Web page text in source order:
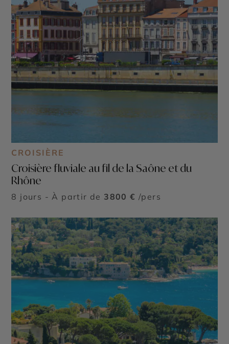
CROISIÈRE
Croisière fluviale au fil de la Saône et du
Rhône
8 jours - À partir de 3800 € /pers